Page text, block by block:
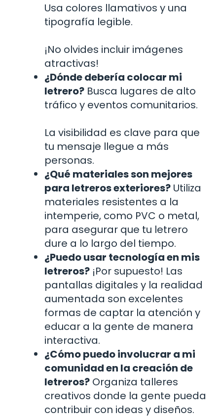
Usa colores llamativos y una
tipografía legible.
¡No olvides incluir imágenes
atractivas!
¿Dónde debería colocar mi
letrero? Busca lugares de alto
tráfico y eventos comunitarios.
La visibilidad es clave para que
tu mensaje llegue a más
personas.
¿Qué materiales son mejores
para letreros exteriores? Utiliza
materiales resistentes a la
intemperie, como PVC o metal,
para asegurar que tu letrero
dure a lo largo del tiempo.
¿Puedo usar tecnología en mis
letreros? ¡Por supuesto! Las
pantallas digitales y la realidad
aumentada son excelentes
formas de captar la atención y
educar a la gente de manera
interactiva.
¿Cómo puedo involucrar a mi
comunidad en la creación de
letreros? Organiza talleres
creativos donde la gente pueda
contribuir con ideas y diseños.